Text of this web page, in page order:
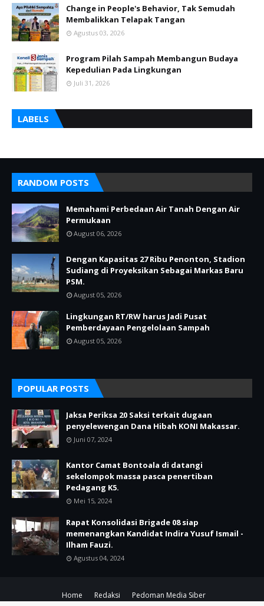
Change in People's Behavior, Tak Semudah
Membalikkan Telapak Tangan
Agustus 03, 2026
Program Pilah Sampah Membangun Budaya
Kepedulian Pada Lingkungan
Juli 31, 2026
LABELS
RANDOM POSTS
Memahami Perbedaan Air Tanah Dengan Air
Permukaan
August 06, 2026
Dengan Kapasitas 27 Ribu Penonton, Stadion
Sudiang di Proyeksikan Sebagai Markas Baru
PSM.
August 05, 2026
Lingkungan RT/RW harus Jadi Pusat
Pemberdayaan Pengelolaan Sampah
August 05, 2026
POPULAR POSTS
Jaksa Periksa 20 Saksi terkait dugaan
penyelewengan Dana Hibah KONI Makassar.
Juni 07, 2024
Kantor Camat Bontoala di datangi
sekelompok massa pasca penertiban
Pedagang K5.
Mei 15, 2024
Rapat Konsolidasi Brigade 08 siap
memenangkan Kandidat Indira Yusuf Ismail -
Ilham Fauzi.
Agustus 04, 2024
Home Redaksi Pedoman Media Siber